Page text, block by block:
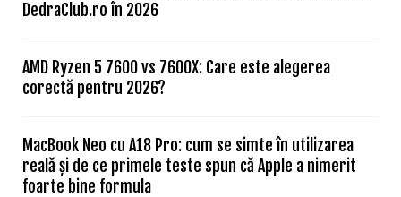
DedraClub.ro în 2026
AMD Ryzen 5 7600 vs 7600X: Care este alegerea
corectă pentru 2026?
MacBook Neo cu A18 Pro: cum se simte în utilizarea
reală și de ce primele teste spun că Apple a nimerit
foarte bine formula